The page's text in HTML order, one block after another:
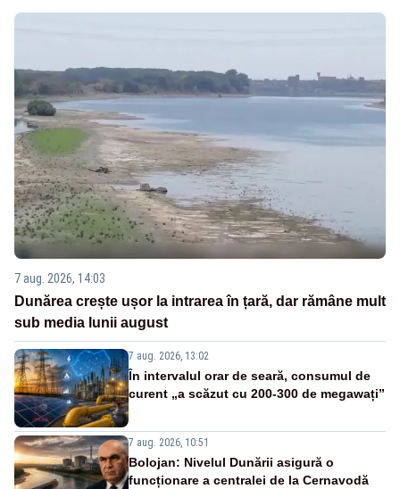
7 aug. 2026, 14:03
Dunărea crește ușor la intrarea în țară, dar rămâne mult
sub media lunii august
7 aug. 2026, 13:02
În intervalul orar de seară, consumul de
curent „a scăzut cu 200-300 de megawați”
7 aug. 2026, 10:51
Bolojan: Nivelul Dunării asigură o
funcționare a centralei de la Cernavodă